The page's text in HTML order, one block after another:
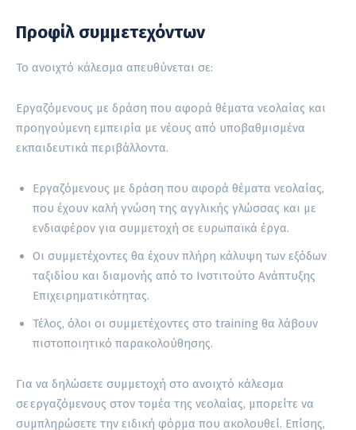
Προφίλ συμμετεχόντων
Το ανοιχτό κάλεσμα απευθύνεται σε:
Εργαζόμενους με δράση που αφορά θέματα νεολαίας και
προηγούμενη εμπειρία με νέους από υποβαθμισμένα
εκπαιδευτικά περιβάλλοντα.
Εργαζόμενους με δράση που αφορά θέματα νεολαίας,
που έχουν καλή γνώση της αγγλικής γλώσσας και με
ενδιαφέρον για συμμετοχή σε ευρωπαϊκά έργα.
Οι συμμετέχοντες θα έχουν πλήρη κάλυψη των εξόδων
ταξιδίου και διαμονής από το Ινστιτούτο Ανάπτυξης
Επιχειρηματικότητας.
Τέλος, όλοι οι συμμετέχοντες στο training θα λάβουν
πιστοποιητικό παρακολούθησης.
Για να δηλώσετε συμμετοχή στο ανοιχτό κάλεσμα
σε εργαζόμενους στον τομέα της νεολαίας, μπορείτε να
συμπληρώσετε την ειδική φόρμα που ακολουθεί. Επίσης,